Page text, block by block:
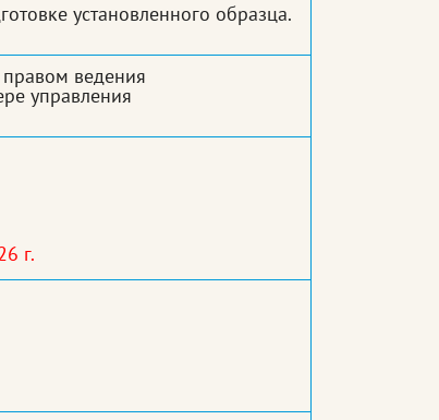
установленного образца.
ведения
управления
г.